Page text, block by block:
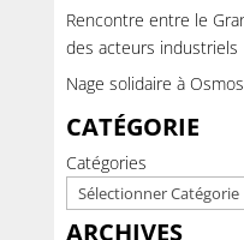
Rencontre entre le
des acteurs industriels
Nage solidaire à
CATÉGORIE
Catégories
ARCHIVES